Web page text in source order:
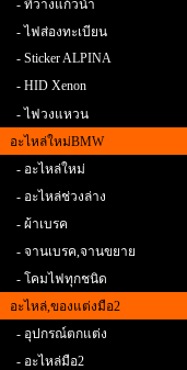
- ที่วางแก้วน้ำ
- ไฟส่องทะเบียน
- Sticker ALPINA
- HID Xenon
- ไฟวงแหวน
อะไหล่ใหม่BMW
- อะไหล่ใหม่
- อะไหล่ช่วงล่าง
- ผ้าเบรค
- จานเบรค,จานขยาย
- โคมไฟทุกชนิด
อะไหล่,ของแต่งมือ2
- อุปกรณ์ตกแต่ง
- อะไหล่มือ2